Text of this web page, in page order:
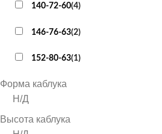
140-72-60(4)
146-76-63(2)
152-80-63(1)
Форма каблука
Н/Д
Высота каблука